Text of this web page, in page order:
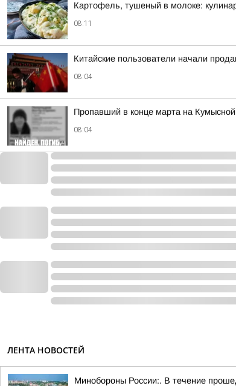
Картофель, тушеный в молоке:
08:11
Китайские пользователи начали
08:04
Пропавший в конце марта на
08:04
ЛЕНТА НОВОСТЕЙ
Минобороны России:. В течение